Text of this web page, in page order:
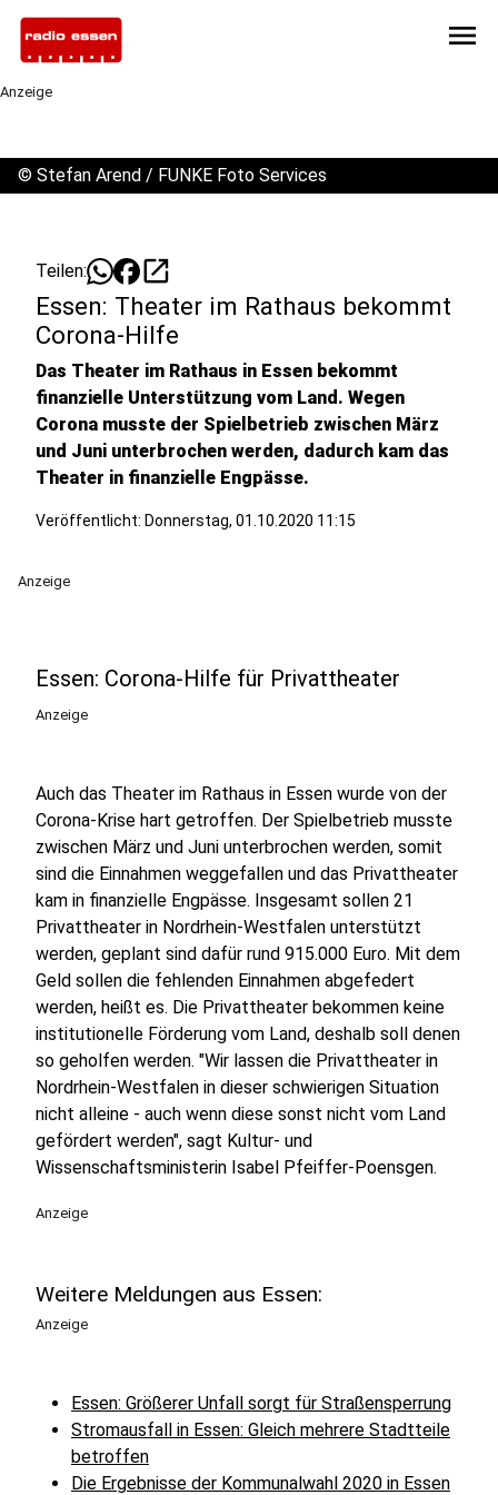
menu
Anzeige
© Stefan Arend / FUNKE Foto Services
Teilen: open_in_new
Essen: Theater im Rathaus bekommt
Corona-Hilfe
Das Theater im Rathaus in Essen bekommt
finanzielle Unterstützung vom Land. Wegen
Corona musste der Spielbetrieb zwischen März
und Juni unterbrochen werden, dadurch kam das
Theater in finanzielle Engpässe.
Veröffentlicht: Donnerstag, 01.10.2020 11:15
Anzeige
Essen: Corona-Hilfe für Privattheater
Anzeige
Auch das Theater im Rathaus in Essen wurde von der
Corona-Krise hart getroffen. Der Spielbetrieb musste
zwischen März und Juni unterbrochen werden, somit
sind die Einnahmen weggefallen und das Privattheater
kam in finanzielle Engpässe. Insgesamt sollen 21
Privattheater in Nordrhein-Westfalen unterstützt
werden, geplant sind dafür rund 915.000 Euro. Mit dem
Geld sollen die fehlenden Einnahmen abgefedert
werden, heißt es. Die Privattheater bekommen keine
institutionelle Förderung vom Land, deshalb soll denen
so geholfen werden. "Wir lassen die Privattheater in
Nordrhein-Westfalen in dieser schwierigen Situation
nicht alleine - auch wenn diese sonst nicht vom Land
gefördert werden", sagt Kultur- und
Wissenschaftsministerin Isabel Pfeiffer-Poensgen.
Anzeige
Weitere Meldungen aus Essen:
Anzeige
Essen: Größerer Unfall sorgt für Straßensperrung
Stromausfall in Essen: Gleich mehrere Stadtteile
betroffen
Die Ergebnisse der Kommunalwahl 2020 in Essen